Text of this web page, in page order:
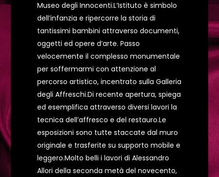
Museo degli Innocenti.L’Istituto è simbolo
dell’infanzia e ripercorre la storia di
tantissimi bambini attraverso documenti,
oggetti ed opere d’arte. Passo
velocemente il complesso monumentale
per soffermarmi con attenzione al
percorso artistico, incentrato sulla Galleria
degli Affreschi.Di recente apertura, spiega
ed esemplifica attraverso diversi lavori la
tecnica dell’affresco e del restauro.Le
esposizioni sono tutte staccate dal muro
originale e trasferite su supporto mobile e
leggero.Molto belli i lavori di Alessandro
Allori della seconda metà del novecento,